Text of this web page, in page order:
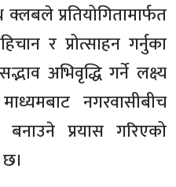
प्रतियोगितामार्फत
र प्रोत्साहन गर्नुका
अभिवृद्धि गर्ने लक्ष्य
नगरवासीबीच
प्रयास गरिएको